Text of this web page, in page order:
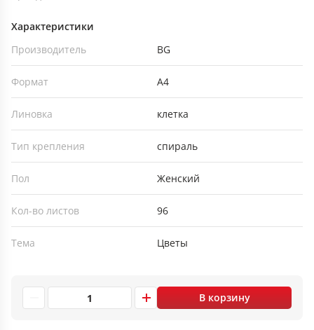
Характеристики
Производитель
BG
Формат А4
Линовка клетка
Тип крепления спираль
Пол Женский
Кол-во листов 96
Тема Цветы
В корзину